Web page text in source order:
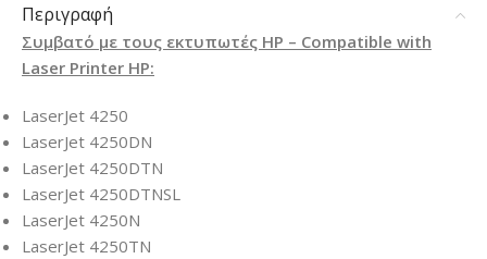
Περιγραφή
Συμβατό με τους εκτυπωτές HP – Compatible with
Laser Printer HP:
LaserJet 4250
LaserJet 4250DN
LaserJet 4250DTN
LaserJet 4250DTNSL
LaserJet 4250N
LaserJet 4250TN